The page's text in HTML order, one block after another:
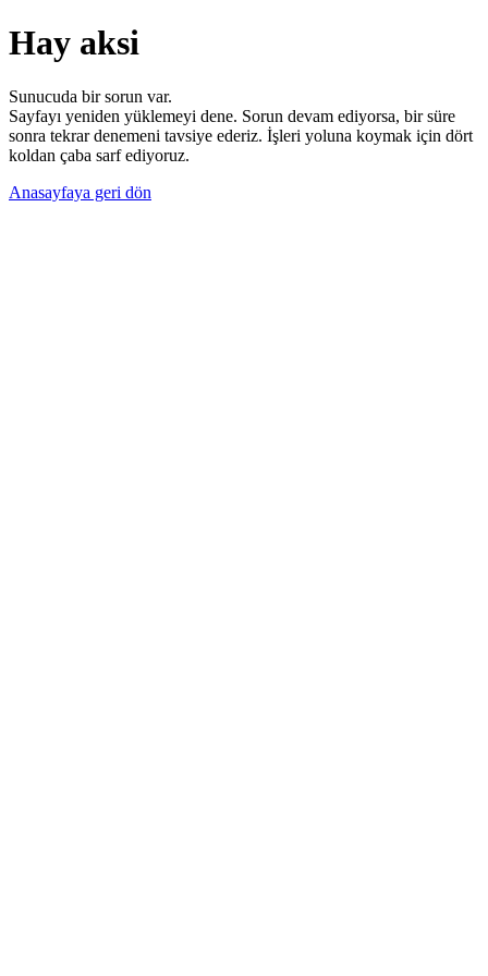
Hay aksi
Sunucuda bir sorun var.
Sayfayı yeniden yüklemeyi dene. Sorun devam ediyorsa, bir süre
sonra tekrar denemeni tavsiye ederiz. İşleri yoluna koymak için dört
koldan çaba sarf ediyoruz.
Anasayfaya geri dön